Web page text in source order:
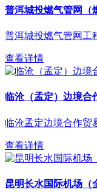
普洱城投燃气管网（
普洱城投燃气管网工
查看详情
临沧（孟定）边境
临沧孟定边境合作贸
查看详情
昆明长水国际机场（